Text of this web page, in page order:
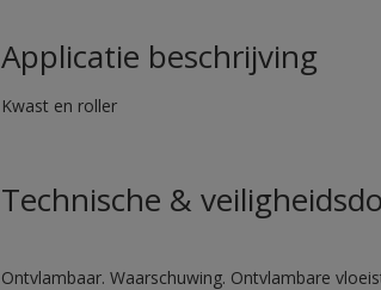
Applicatie beschrijving
Kwast en roller
Technische &
Ontvlambaar. Waarschuwing. Ontvlambare